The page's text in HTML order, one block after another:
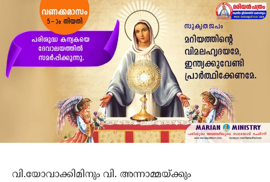
വി.യോവാക്കിമിനും വി. അന്നാമ്മയ്ക്കും